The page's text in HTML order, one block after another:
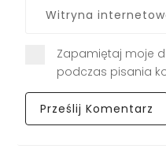
Zapamiętaj moje
podczas pisania